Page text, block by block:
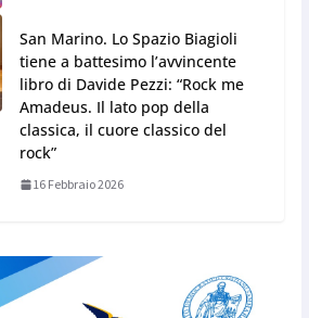
San Marino. Lo Spazio Biagioli
tiene a battesimo l’avvincente
libro di Davide Pezzi: “Rock me
Amadeus. Il lato pop della
classica, il cuore classico del
rock”
16 Febbraio 2026